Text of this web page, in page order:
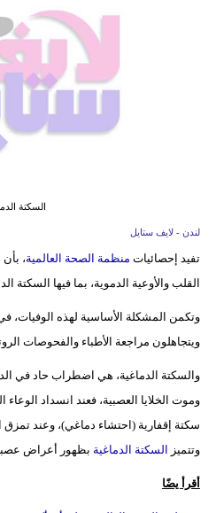
السكتة
لندن - لايف ستايل
تفيد إحصائيات منظمة الصحة العالمية،
القلب والأوعية الدموية، بما فيها السكتة الدماغية، بلغ
وتكمن المشكلة الأساسية لهذه الوفيات،
ويتجاهلون مراجعة الأطباء والفحوصات
والسكتة الدماغية، هي اضطراب حاد في
وموت الخلايا العصبية، فعند انسداد
سكتة إقفارية (احتشاء دماغي)، وعند
وتتميز السكتة الدماغية بظهور أعراض
أقرأ يضًا